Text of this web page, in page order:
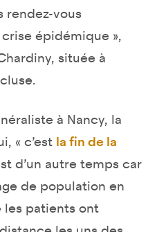
rendez-vous
épidémique »,
située à
à Nancy, la
« c’est la fin de la
d’un autre temps car
de population en
les patients ont